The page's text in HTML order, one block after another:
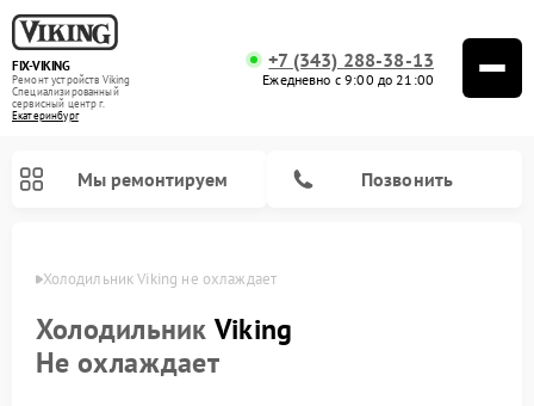
FIX-VIKING
Ремонт устройств Viking
Специализированный
cервисный центр г.
Екатеринбург
+7 (343) 288-38-13
Ежедневно с 9:00 до 21:00
Мы ремонтируем Позвонить
Холодильник Viking не охлаждает
Холодильник Viking
Не охлаждает